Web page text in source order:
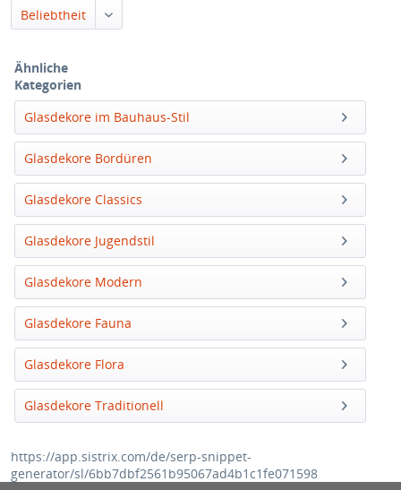
Beliebtheit
Ähnliche
Kategorien
Glasdekore im Bauhaus-Stil
Glasdekore Bordüren
Glasdekore Classics
Glasdekore Jugendstil
Glasdekore Modern
Glasdekore Fauna
Glasdekore Flora
Glasdekore Traditionell
https://app.sistrix.com/de/serp-snippet-
generator/sl/6bb7dbf2561b95067ad4b1c1fe071598